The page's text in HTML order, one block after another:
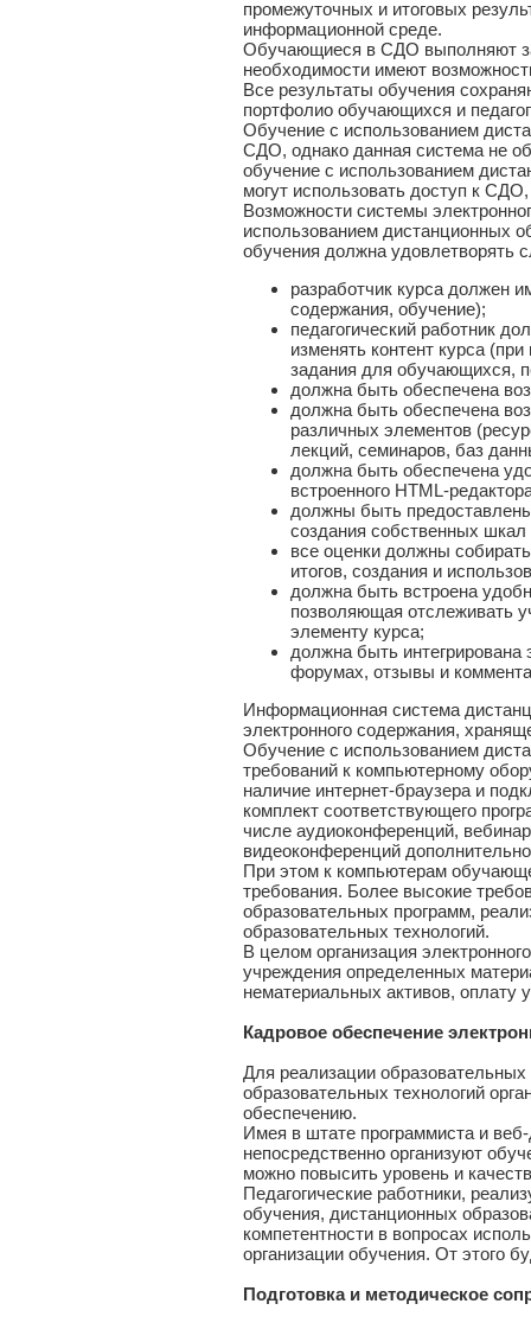
промежуточных и итоговых
информационной среде.
Обучающиеся в СДО выполняют
необходимости имеют
Все результаты обучения
портфолио обучающихся и
Обучение с использованием
СДО, однако данная система не
обучение с использованием
могут использовать доступ к
Возможности системы
использованием дистанционных
обучения должна удовлетворять
разработчик курса должен
содержания, обучение);
педагогический работник
изменять контент курса
задания для обучающихся,
должна быть обеспечена
должна быть обеспечена
различных элементов
лекций, семинаров, баз
должна быть обеспечена
встроенного HTML-
должны быть
создания собственных шкал
все оценки должны
итогов, создания и
должна быть встроена
позволяющая отслеживать
элементу курса;
должна быть
форумах, отзывы и
Информационная система
электронного содержания,
Обучение с использованием
требований к компьютерному
наличие интернет-браузера и
комплект соответствующего
числе аудиоконференций,
видеоконференций
При этом к компьютерам
требования. Более высокие
образовательных программ,
образовательных технологий.
В целом организация
учреждения определенных
нематериальных активов, оплату
Кадровое обеспечение
Для реализации
образовательных технологий
обеспечению.
Имея в штате программиста и
непосредственно организуют
можно повысить уровень и
Педагогические работники,
обучения, дистанционных
компетентности в вопросах
организации обучения. От этого
Подготовка и методическое